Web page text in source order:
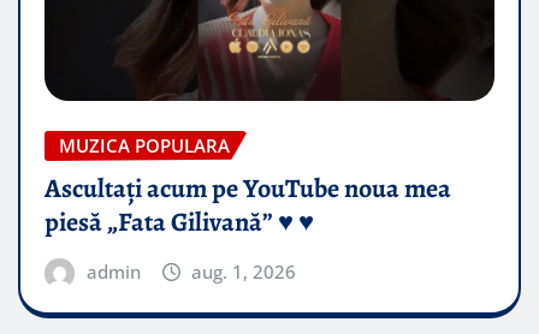
MUZICA POPULARA
Ascultați acum pe YouTube noua mea
piesă „Fata Gilivană” ♥️ ♥️
admin aug. 1, 2026